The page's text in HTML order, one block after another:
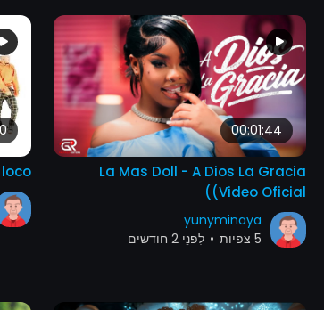
00:01:44
La Mas Doll - A Dios La Gracia
(Video Oficial)
yunyminaya
5 צפיות
• לִפנֵי 2 חודשים